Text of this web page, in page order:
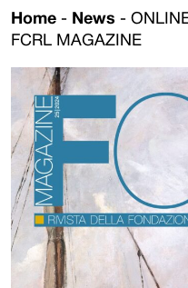
Home - News -
FCRL MAGAZINE